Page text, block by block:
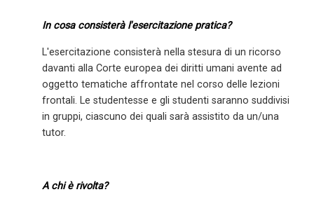
In cosa consisterà l'esercitazione pratica?
L'esercitazione consisterà nella stesura di un ricorso
davanti alla Corte europea dei diritti umani avente ad
oggetto tematiche affrontate nel corso delle lezioni
frontali. Le studentesse e gli studenti saranno suddivisi
in gruppi, ciascuno dei quali sarà assistito da un/una
tutor.
A chi è rivolta?